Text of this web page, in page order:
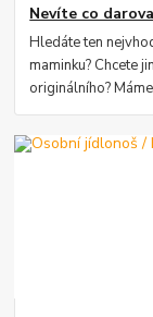
Nevíte co
Hledáte ten
maminku? Chcete
originálního?